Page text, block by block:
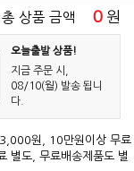
총 상품 금액 0 원
오늘출발 상품!
지금 주문 시,
08/10(월) 발송 됩니
다.
원, 10만원이상 무료
별도, 무료배송제품도 별